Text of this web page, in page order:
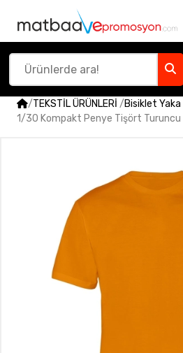
/TEKSTİL ÜRÜNLERİ /Bisiklet
1/30 Kompakt Penye Tişört Turuncu